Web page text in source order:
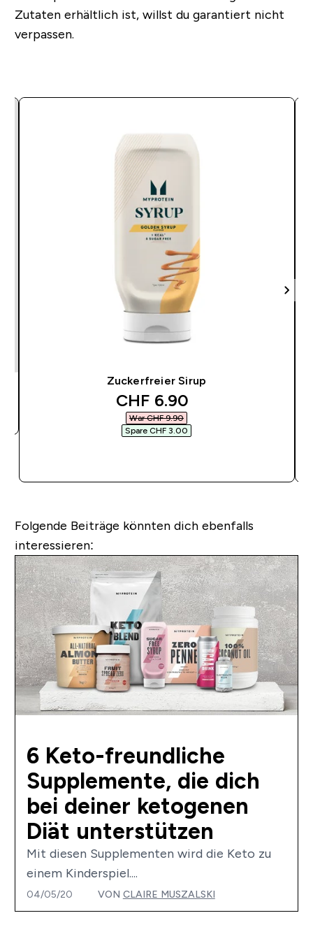
Zutaten erhältlich ist, willst du garantiert nicht
verpassen.
Zuckerfreier Sirup
discounted price
CHF 6.90‎
War CHF 9.90‎
Spare CHF 3.00‎
Folgende Beiträge könnten dich ebenfalls
interessieren:
6 Keto-freundliche
Supplemente, die dich
bei deiner ketogenen
Diät unterstützen
Mit diesen Supplementen wird die Keto zu
einem Kinderspiel....
04/05/20 VON CLAIRE MUSZALSKI